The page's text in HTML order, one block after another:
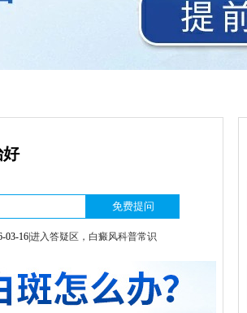
好
03-16|进入答疑区，白癜风科普常识